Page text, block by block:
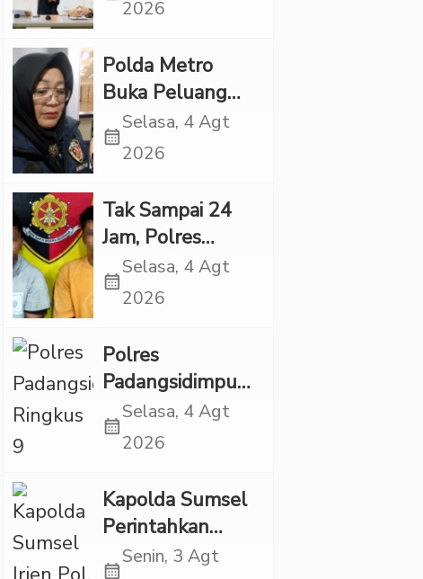
2026
Polda Metro
Buka Peluang
Periksa YouTuber
Bigmo terkait
Eksploitasi Anak
calendar_month
Selasa, 4 Agt
2026
Tak Sampai 24
Jam, Polres
Tapsel Tangkap
Dua Pencuri
calendar_month
Selasa, 4 Agt
2026
Polres
Padangsidimpuan
Ringkus 9
Tersangka Kasus
Penganiayaan
calendar_month
Selasa, 4 Agt
2026
Kapolda Sumsel
Perintahkan
Patroli Masif,
calendar_month
Senin, 3 Agt